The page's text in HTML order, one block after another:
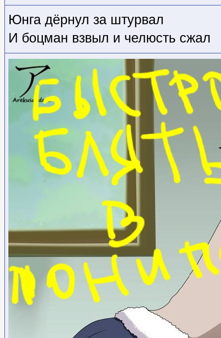
Юнга дёрнул за штурвал
И боцман взвыл и челюсть сжал